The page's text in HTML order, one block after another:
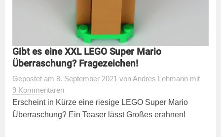
Gibt es eine XXL LEGO Super Mario
Überraschung? Fragezeichen!
Gepostet am 8. September 2021 vonAndres Lehmann mit
9 Kommentaren
Erscheint in Kürze eine riesige LEGO Super Mario
Überraschung? Ein Teaser lässt Großes erahnen!